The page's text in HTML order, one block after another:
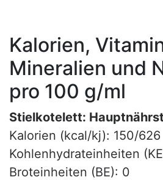
Kalorien,
Mineralien und
pro 100 g/ml
Stielkotelett:
Kalorien (kcal/kj): 150/626
Kohlenhydrateinheiten
Broteinheiten (BE): 0